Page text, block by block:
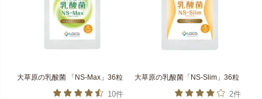
大草原の乳酸菌 「NS-Max」36粒
10件
大草原の乳酸菌「NS-Slim」36粒
2件